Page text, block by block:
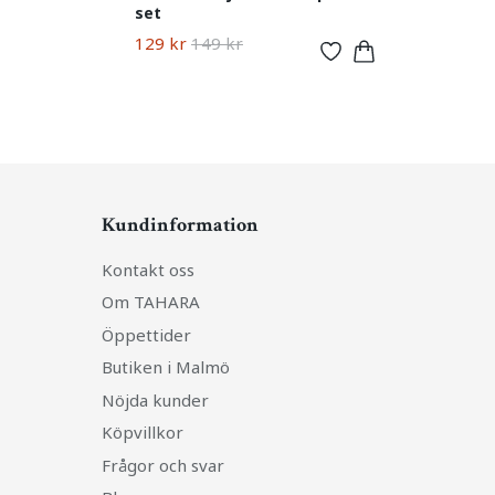
set
129 kr 149 kr
Kundinformation
Kontakt oss
Om TAHARA
Öppettider
Butiken i Malmö
Nöjda kunder
Köpvillkor
Frågor och svar